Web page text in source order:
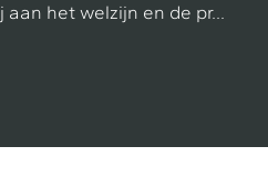
het welzijn en de pr...